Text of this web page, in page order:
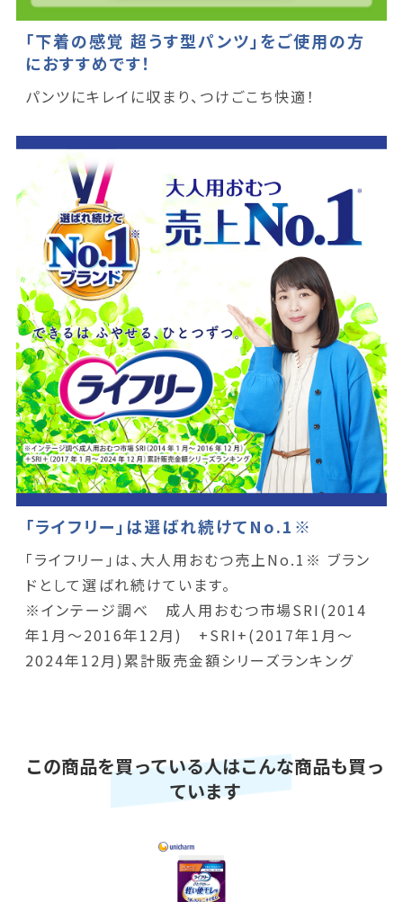
「下着の感覚 超うす型パンツ」をご使用の方
におすすめです！
パンツにキレイに収まり、つけごこち快適！
「ライフリー」は選ばれ続けてNo.1※
「ライフリー」は、大人用おむつ売上No.1※ ブラン
ドとして選ばれ続けています。
※インテージ調べ 成人用おむつ市場SRI(2014
年1月～2016年12月) +SRI+(2017年1月～
2024年12月)累計販売金額シリーズランキング
この商品を買っている人はこんな商品も買っ
ています